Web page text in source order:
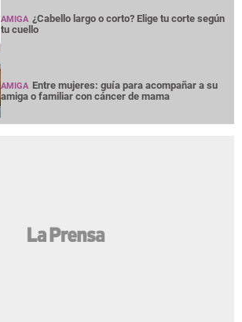
AMIGA ¿Cabello largo o corto? Elige tu corte según
tu cuello
AMIGA Entre mujeres: guía para acompañar a su
amiga o familiar con cáncer de mama